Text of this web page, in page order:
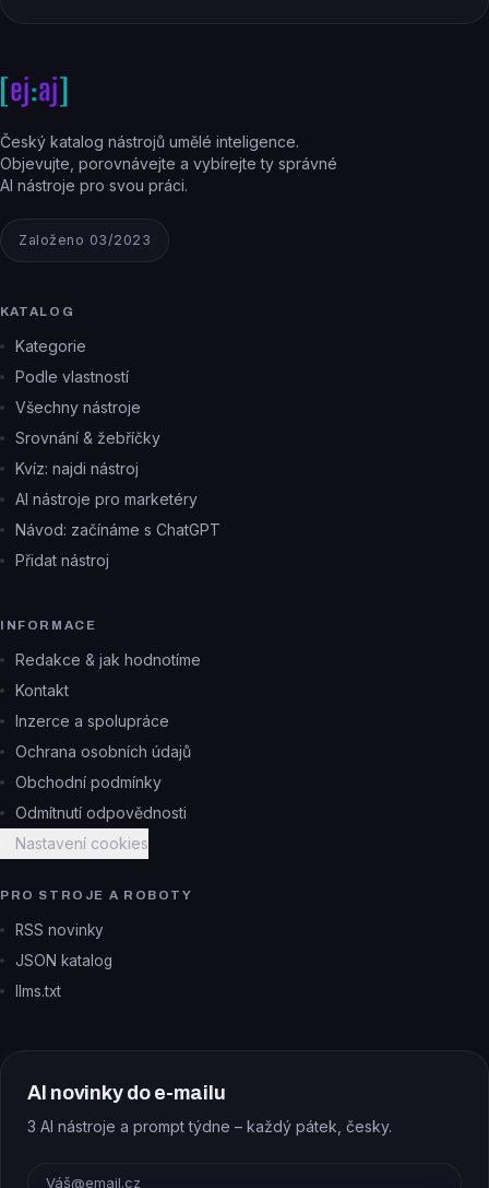
Český katalog nástrojů umělé inteligence.
Objevujte, porovnávejte a vybírejte ty správné
AI nástroje pro svou práci.
Založeno 03/2023
KATALOG
Kategorie
Podle vlastností
Všechny nástroje
Srovnání & žebříčky
Kvíz: najdi nástroj
AI nástroje pro marketéry
Návod: začínáme s ChatGPT
Přidat nástroj
INFORMACE
Redakce & jak hodnotíme
Kontakt
Inzerce a spolupráce
Ochrana osobních údajů
Obchodní podmínky
Odmítnutí odpovědnosti
Nastavení cookies
PRO STROJE A ROBOTY
RSS novinky
JSON katalog
llms.txt
AI novinky do e-mailu
3 AI nástroje a prompt týdne – každý pátek, česky.